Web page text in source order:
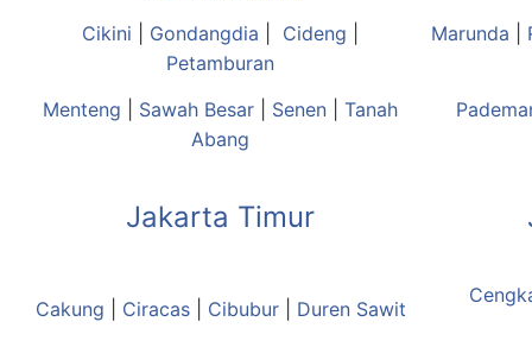
Cikini Gondangdia Cideng
Petamburan
Marunda
Menteng Sawah Besar Senen
Tanah
Abang
Jakarta Timur
Cakung Ciracas| Cibubur| Duren Sawit